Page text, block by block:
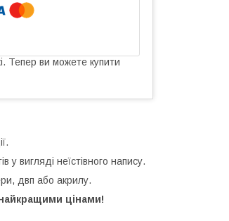
Тепер ви можете купити
у вигляді неїстівного напису.
двп або акрилу.
цінами!